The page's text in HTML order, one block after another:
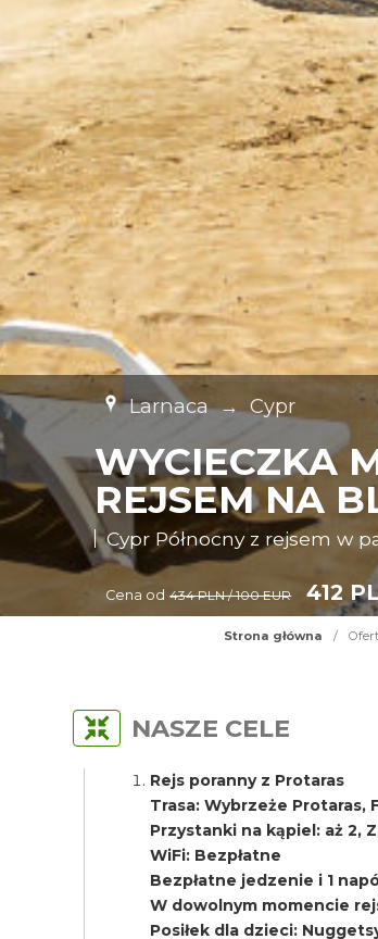
Larnaca → Cypr
WYCIECZKA
REJSEM NA
Cypr Północny z rejsem w
Cena od 434 PLN / 100 EUR 412
Strona główna /
NASZE CELE
Rejs poranny z Protaras
Trasa: Wybrzeże Protaras,
Przystanki na kąpiel: aż 2,
WiFi: Bezpłatne
Bezpłatne jedzenie i 1
W dowolnym momencie
Posiłek dla dzieci: